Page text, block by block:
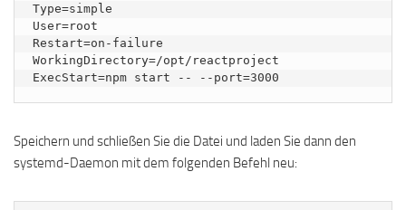
Type=simple
User=root
Restart=on-failure
WorkingDirectory=/opt/reactproject
Speichern und schließen Sie die Datei und laden Sie dann den
systemd-Daemon mit dem folgenden Befehl neu: